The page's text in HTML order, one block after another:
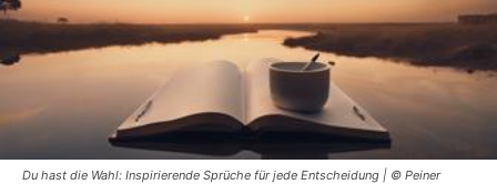
Du hast die Wahl: Inspirierende Sprüche für jede Entscheidung | © Peiner